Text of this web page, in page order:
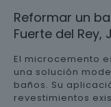
Reformar un
Fuerte del Rey,
El microcemento
una solución
baños. Su
revestimientos